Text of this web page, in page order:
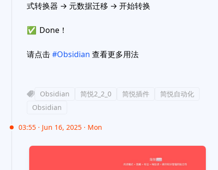
式转换器 → 元数据迁移 → 开始转换
✅ Done！
请点击#Obsidian 查看更多用法
Obsidian 简悦2_2_0 简悦插件
简悦自动化
Obsidian
03:55 · Jun 16, 2025 · Mon